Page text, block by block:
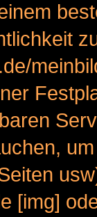
[img]